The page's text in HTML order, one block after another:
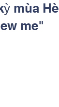
mùa Hè
me"